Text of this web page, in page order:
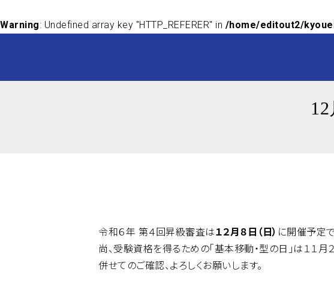
Warning: Undefined array key "HTTP_REFERER" in /home/editout2/
令和６年 第４回昇級審査は１２月８日（日） に開催予定で
尚、受験資格を得るための「基本移動・型の日」は１１月
併せてのご確認、よろしくお願いします。